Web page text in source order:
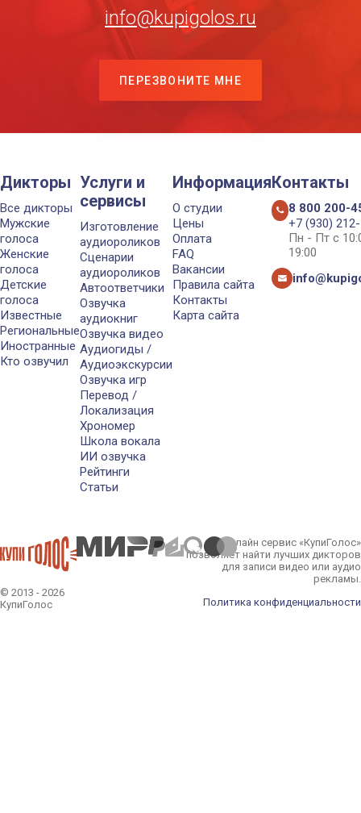
info@kupigolos.ru
ПЕРЕЗВОНИТЕ МНЕ
Дикторы
Все дикторы
Мужские
голоса
Женские
голоса
Детские
голоса
Известные
Региональные
Иностранные
Кто озвучил
Услуги и
сервисы
Изготовление
аудиороликов
Сценарии
аудиороликов
Автоответчики
Озвучка
аудиокниг
Озвучка видео
Аудиогиды /
Аудиоэкскурсии
Озвучка игр
Перевод /
Локализация
Хрономер
Школа вокала
ИИ озвучка
Рейтинги
Статьи
Информация
О студии
Цены
Оплата
FAQ
Вакансии
Правила сайта
Контакты
Карта сайта
Контакты
8 800 200-
+7 (930)
Пн - Пт с
19:00
© 2013 - 2026
КупиГолос
Онлайн сервис «КупиГолос»
позволяет найти лучших дикторов
для записи видео или аудио
рекламы.
Политика конфиденциальности